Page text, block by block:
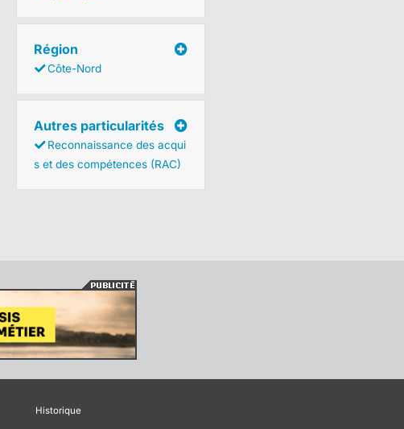
Région
Côte-Nord
Autres particularités
Reconnaissance des acqui
s et des compétences (RAC)
Historique